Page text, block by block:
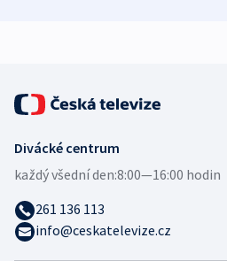
Divácké centrum
každý všední den:8:00—16:00 hodin
261 136 113
info@ceskatelevize.cz